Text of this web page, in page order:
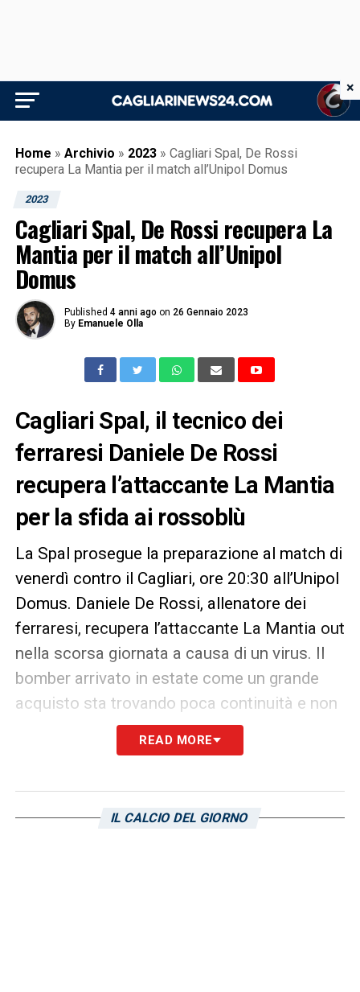
Home » Archivio » 2023 » Cagliari Spal, De Rossi
recupera La Mantia per il match all’Unipol Domus
2023
Cagliari Spal, De Rossi recupera La
Mantia per il match all’Unipol
Domus
Published 4 anni ago on 26 Gennaio 2023
By Emanuele Olla
Cagliari Spal, il tecnico dei
ferraresi Daniele De Rossi
recupera l’attaccante La Mantia
per la sfida ai rossoblù
La Spal prosegue la preparazione al match di
venerdì contro il Cagliari, ore 20:30 all’Unipol
Domus. Daniele De Rossi, allenatore dei
ferraresi, recupera l’attaccante La Mantia out
nella scorsa giornata a causa di un virus. Il
bomber arrivato in estate come un grande
acquisto sta trovando poca continuità e non
segna da settembre, contro i rossoblù
potrebbe addirittura essere la sua ultima
READ MORE
IL CALCIO DEL GIORNO
×